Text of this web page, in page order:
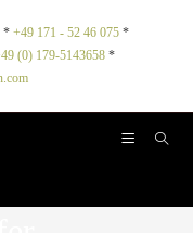
* +49 171 - 52 46 075 *
(0) 179-5143658*